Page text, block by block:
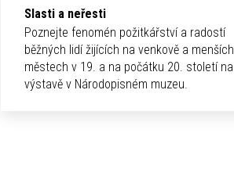
Slasti a neřesti
Poznejte fenomén požitkářství a radostí
běžných lidí žijících na venkově a menších
městech v 19. a na počátku 20. století na
výstavě v Národopisném muzeu.